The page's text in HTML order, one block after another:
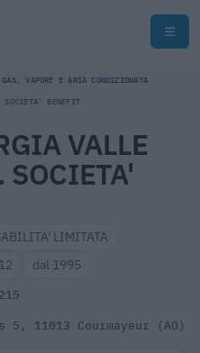
VAPORE E ARIA CONDIZIONATA
BENEFIT
VALLE
SOCIETA'
LIMITATA
dal 1995
5, 11013 Courmayeur (AO)